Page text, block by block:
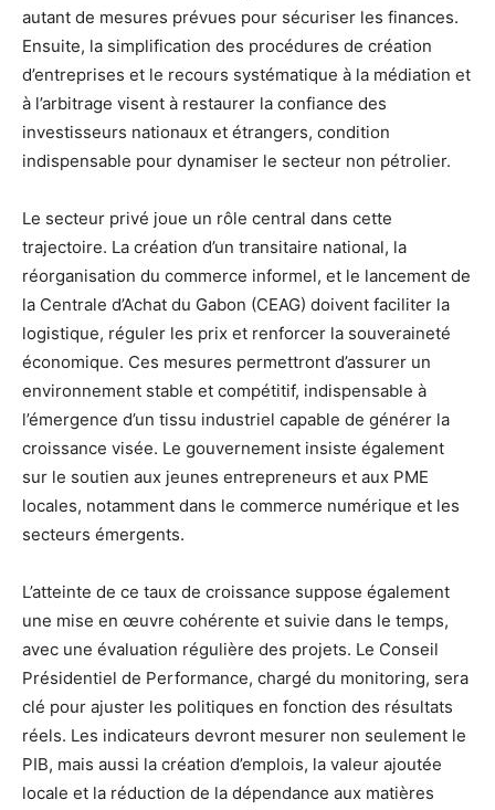
autant de mesures prévues pour sécuriser les finances.
Ensuite, la simplification des procédures de création
d’entreprises et le recours systématique à la médiation et
à l’arbitrage visent à restaurer la confiance des
investisseurs nationaux et étrangers, condition
indispensable pour dynamiser le secteur non pétrolier.
Le secteur privé joue un rôle central dans cette
trajectoire. La création d’un transitaire national, la
réorganisation du commerce informel, et le lancement de
la Centrale d’Achat du Gabon (CEAG) doivent faciliter la
logistique, réguler les prix et renforcer la souveraineté
économique. Ces mesures permettront d’assurer un
environnement stable et compétitif, indispensable à
l’émergence d’un tissu industriel capable de générer la
croissance visée. Le gouvernement insiste également
sur le soutien aux jeunes entrepreneurs et aux PME
locales, notamment dans le commerce numérique et les
secteurs émergents.
L’atteinte de ce taux de croissance suppose également
une mise en œuvre cohérente et suivie dans le temps,
avec une évaluation régulière des projets. Le Conseil
Présidentiel de Performance, chargé du monitoring, sera
clé pour ajuster les politiques en fonction des résultats
réels. Les indicateurs devront mesurer non seulement le
PIB, mais aussi la création d’emplois, la valeur ajoutée
locale et la réduction de la dépendance aux matières